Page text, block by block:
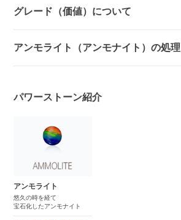
グレード（価値）について
アンモライト（アンモナイト）の処
パワーストーン紹介
アンモライト
悠久の時を経て
宝石化したアンモナイト